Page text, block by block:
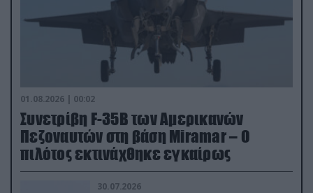
01.08.2026 | 00:02
Συνετρίβη F-35B των Αμερικανών
Πεζοναυτών στη βάση Miramar – Ο
πιλότος εκτινάχθηκε εγκαίρως
30.07.2026